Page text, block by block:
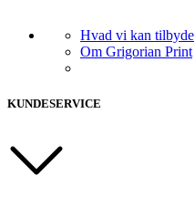
Hvad vi kan tilbyde
Om Grigorian Print
KUNDESERVICE